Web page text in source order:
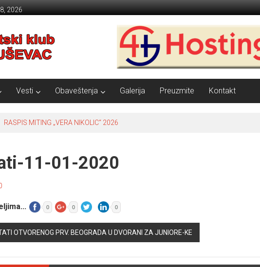
2026
KRUŠEVAC
Vesti Obaveštenja Galerija Preuzmite Kontakt
RASPIS MITING „VERA NIKOLIC“ 2026
11-01-2020
0 0 0
OTVORENOG PRV. BEOGRADA U DVORANI ZA JUNIORE-KE